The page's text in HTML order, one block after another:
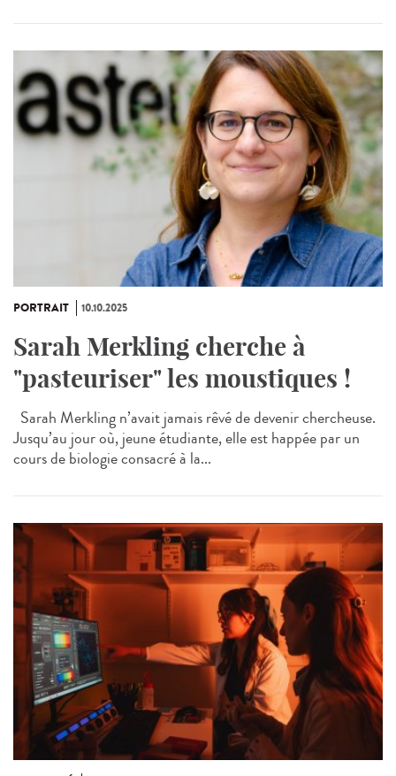
PORTRAIT 10.10.2025
Sarah Merkling cherche à
"pasteuriser" les moustiques !
Sarah Merkling n’avait jamais rêvé de devenir chercheuse.
Jusqu’au jour où, jeune étudiante, elle est happée par un
cours de biologie consacré à la...